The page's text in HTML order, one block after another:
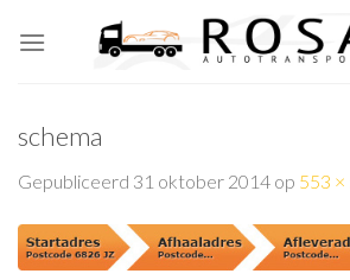
schema
Gepubliceerd 31 oktober 2014 op 553 ×